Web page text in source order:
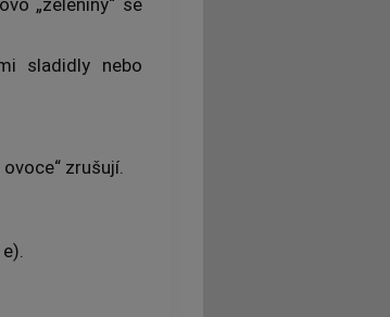
„zeleniny“ se
sladidly nebo
zrušují.